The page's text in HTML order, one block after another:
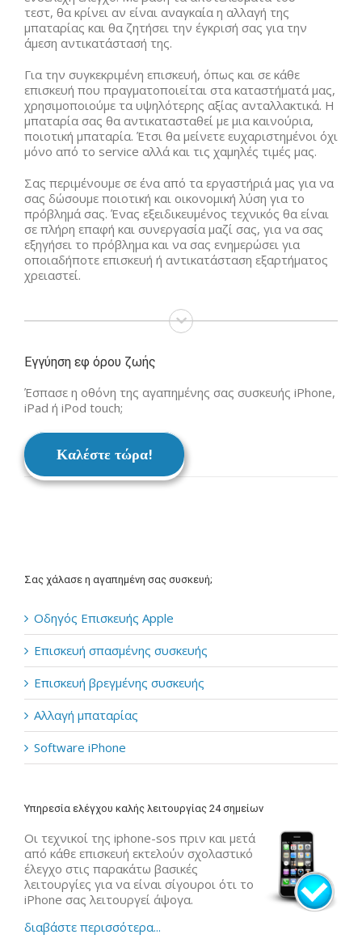
τεστ, θα κρίνει αν είναι αναγκαία η αλλαγή της
μπαταρίας και θα ζητήσει την έγκρισή σας για την
άμεση αντικατάστασή της.
Για την συγκεκριμένη επισκευή, όπως και σε κάθε
επισκευή που πραγματοποιείται στα καταστήματά μας,
χρησιμοποιούμε τα υψηλότερης αξίας ανταλλακτικά. Η
μπαταρία σας θα αντικατασταθεί με μια καινούρια,
ποιοτική μπαταρία. Έτσι θα μείνετε ευχαριστημένοι όχι
μόνο από το service αλλά και τις χαμηλές τιμές μας.
Σας περιμένουμε σε ένα από τα εργαστήριά μας για να
σας δώσουμε ποιοτική και οικονομική λύση για το
πρόβλημά σας. Ένας εξειδικευμένος τεχνικός θα είναι
σε πλήρη επαφή και συνεργασία μαζί σας, για να σας
εξηγήσει το πρόβλημα και να σας ενημερώσει για
οποιαδήποτε επισκευή ή αντικατάσταση εξαρτήματος
χρειαστεί.
Εγγύηση εφ όρου ζωής
Έσπασε η οθόνη της αγαπημένης σας συσκευής iPhone,
iPad ή iPod touch;
Καλέστε τώρα!
Σας χάλασε η αγαπημένη σας συσκευή;
Οδηγός Επισκευής Apple
Επισκευή σπασμένης συσκευής
Επισκευή βρεγμένης συσκευής
Αλλαγή μπαταρίας
Software iPhone
Υπηρεσία ελέγχου καλής λειτουργίας 24 σημείων
Οι τεχνικοί της iphone-sos πριν και μετά
από κάθε επισκευή εκτελούν σχολαστικό
έλεγχο στις παρακάτω βασικές
λειτουργίες για να είναι σίγουροι ότι το
iPhone σας λειτουργεί άψογα.
διαβάστε περισσότερα...